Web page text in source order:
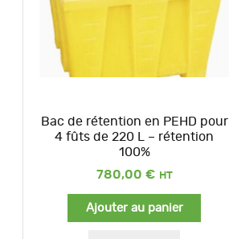
Bac de rétention en PEHD pour
4 fûts de 220 L – rétention
100%
780,00 €
Ajouter au panier